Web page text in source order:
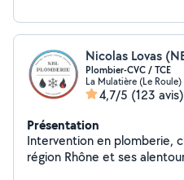
Nicolas Lovas
Plombier-CVC / TCE
La Mulatière (Le Roule)
4,7/5 (123 avis)
Présentation
Intervention en plomberie,
région Rhône et ses